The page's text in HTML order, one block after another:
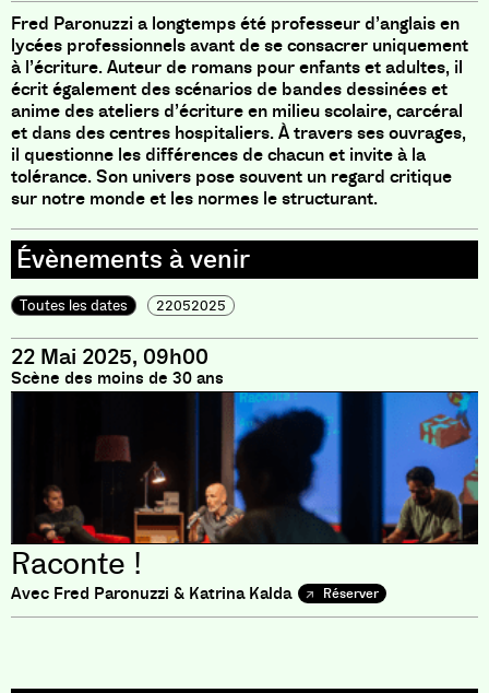
Fred Paronuzzi a longtemps été professeur d’anglais en
lycées professionnels avant de se consacrer uniquement
à l’écriture. Auteur de romans pour enfants et adultes, il
écrit également des scénarios de bandes dessinées et
anime des ateliers d’écriture en milieu scolaire, carcéral
et dans des centres hospitaliers. À travers ses ouvrages,
il questionne les différences de chacun et invite à la
tolérance. Son univers pose souvent un regard critique
sur notre monde et les normes le structurant.
Toutes les dates 22052025
22 Mai 2025, 09h00
Scène des moins de 30 ans
Raconte !
Avec Fred Paronuzzi & Katrina Kalda Réserver